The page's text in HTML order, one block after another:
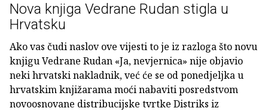
Nova knjiga Vedrane Rudan stigla u
Hrvatsku
Ako vas čudi naslov ove vijesti to je iz razloga što novu
knjigu Vedrane Rudan «Ja, nevjernica» nije objavio
neki hrvatski nakladnik, već će se od ponedjeljka u
hrvatskim knjižarama moći nabaviti posredstvom
novoosnovane distribucijske tvrtke Distriks iz